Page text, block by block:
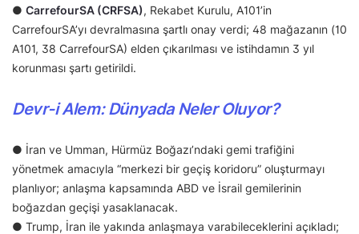
● CarrefourSA (CRFSA), Rekabet Kurulu, A101’in
CarrefourSA’yı devralmasına şartlı onay verdi; 48 mağazanın (10
A101, 38 CarrefourSA) elden çıkarılması ve istihdamın 3 yıl
korunması şartı getirildi.
Devr-i Alem: Dünyada Neler Oluyor?
● İran ve Umman, Hürmüz Boğazı’ndaki gemi trafiğini
yönetmek amacıyla “merkezi bir geçiş koridoru” oluşturmayı
planlıyor; anlaşma kapsamında ABD ve İsrail gemilerinin
boğazdan geçişi yasaklanacak.
● Trump, İran ile yakında anlaşmaya varabileceklerini açıkladı;